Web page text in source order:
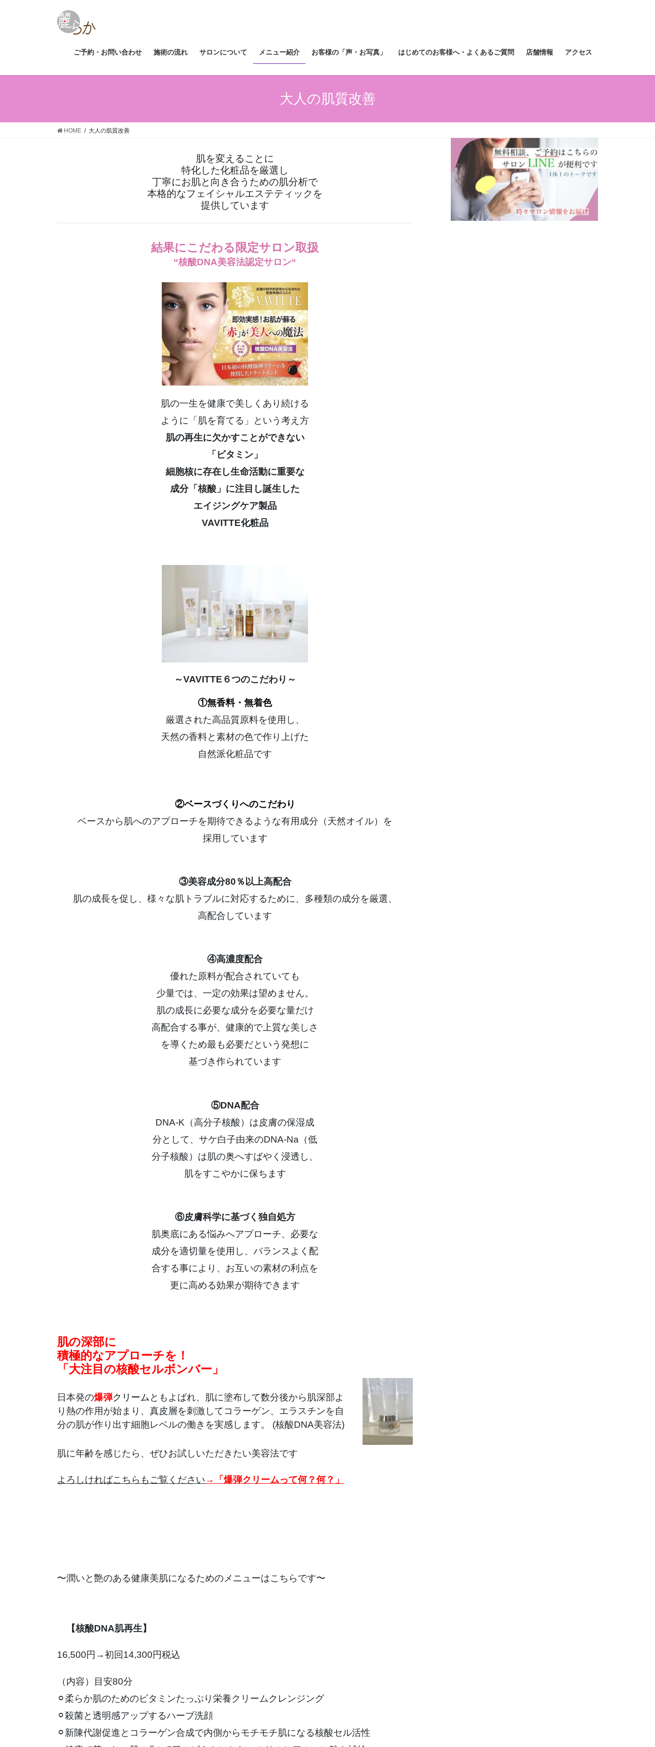
ス
ン
ご予約・お問い合わせ 施術の流れ サロンについて メニュー紹介 お客様の「声・お写真」 はじめてのお客様へ・よくあるご質問 店舗情報 アクセス
大人の肌質改善
HOME 大人の肌質改善
肌を変えることに
特化した化粧品を厳選し
丁寧にお肌と向き合うための肌分析で
本格的なフェイシャルエステティックを
提供しています
結果にこだわる限定サロン取扱
“核酸DNA美容法認定サロン“
肌の一生を健康で美しくあり続ける
ように「肌を育てる」という考え方
肌の再生に欠かすことができない
「ビタミン」
細胞核に存在し生命活動に重要な
成分「核酸」に注目し誕生した
エイジングケア製品
VAVITTE化粧品
～VAVITTE６つのこだわり～
①無香料・無着色
厳選された高品質原料を使用し、
天然の香料と素材の色で作り上げた
自然派化粧品です
②ベースづくりへのこだわり
ベースから肌へのアプローチを期待できるような有用成分（天然オイル）を
採用しています
③美容成分80％以上高配合
肌の成長を促し、様々な肌トラブルに対応するために、多種類の成分を厳選、
高配合しています
④高濃度配合
優れた原料が配合されていても
少量では、一定の効果は望めません。
肌の成長に必要な成分を必要な量だけ
高配合する事が、健康的で上質な美しさ
を導くため最も必要だという発想に
基づき作られています
⑤DNA配合
DNA-K（高分子核酸）は皮膚の保湿成
分として、サケ白子由来のDNA-Na（低
分子核酸）は肌の奥へすばやく浸透し、
肌をすこやかに保ちます
⑥皮膚科学に基づく独自処方
肌奥底にある悩みへアプローチ、必要な
成分を適切量を使用し、バランスよく配
合する事により、お互いの素材の利点を
更に高める効果が期待できます
肌の深部に
積極的なアプローチを！
「大注目の核酸セルボンバー」
日本発の爆弾クリーム ともよばれ、肌に塗布して数分後から肌深部よ
り熱の作用が始まり、真皮層を刺激してコラーゲン、エラスチンを自
分の肌が作り出す細胞レベルの働きを実感します。 (核酸DNA美容法)
肌に年齢を感じたら、ぜひお試しいただきたい美容法です
よろしければこちらもご覧ください→「爆弾クリームって何？何？」
〜潤いと艶のある健康美肌になるためのメニューはこちらです〜
【核酸DNA肌再生】
16,500円→初回14,300円税込
（内容）目安80分
⚪︎柔らか肌のためのビタミンたっぷり栄養クリームクレンジング
⚪︎殺菌と透明感アップするハーブ洗顔
⚪︎新陳代謝促進とコラーゲン合成で内側からモチモチ肌になる核酸セル活性